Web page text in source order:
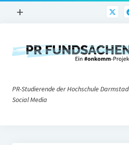
Menü
+
PR@h_da
Nonprofit-PR
PR-Studierende der Hochschule
Social Media